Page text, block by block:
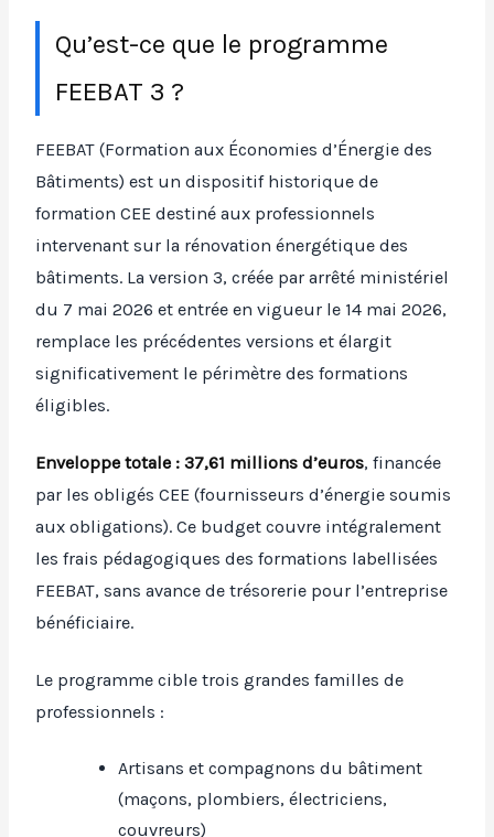
Qu’est-ce que le programme
FEEBAT 3 ?
FEEBAT (Formation aux Économies d’Énergie des
Bâtiments) est un dispositif historique de
formation CEE destiné aux professionnels
intervenant sur la rénovation énergétique des
bâtiments. La version 3, créée par arrêté ministériel
du 7 mai 2026 et entrée en vigueur le 14 mai 2026,
remplace les précédentes versions et élargit
significativement le périmètre des formations
éligibles.
Enveloppe totale : 37,61 millions d’euros, financée
par les obligés CEE (fournisseurs d’énergie soumis
aux obligations). Ce budget couvre intégralement
les frais pédagogiques des formations labellisées
FEEBAT, sans avance de trésorerie pour l’entreprise
bénéficiaire.
Le programme cible trois grandes familles de
professionnels :
Artisans et compagnons du bâtiment
(maçons, plombiers, électriciens,
couvreurs)